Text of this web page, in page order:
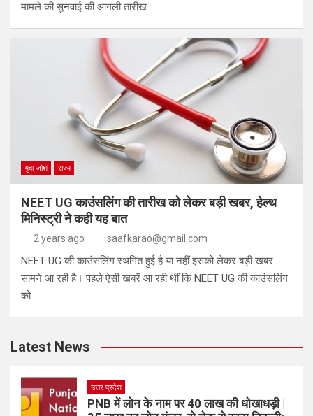
मामले की सुनवाई की आगली तारीख
युवा जोश राज्य
NEET UG काउंसलिंग की तारीख को लेकर बड़ी खबर, हेल्थ
मिनिस्ट्री ने कही यह बात
2 years ago saafkarao@gmail.com
NEET UG की काउंसलिंग स्थगित हुई है या नहीं इसको लेकर बड़ी खबर
सामने आ रही है। पहले ऐसी खबरें आ रही थीं कि NEET UG की काउंसलिंग
को
Latest News
उत्तर प्रदेश
PNB में लोन के नाम पर 40 लाख की धोखाधड़ी |